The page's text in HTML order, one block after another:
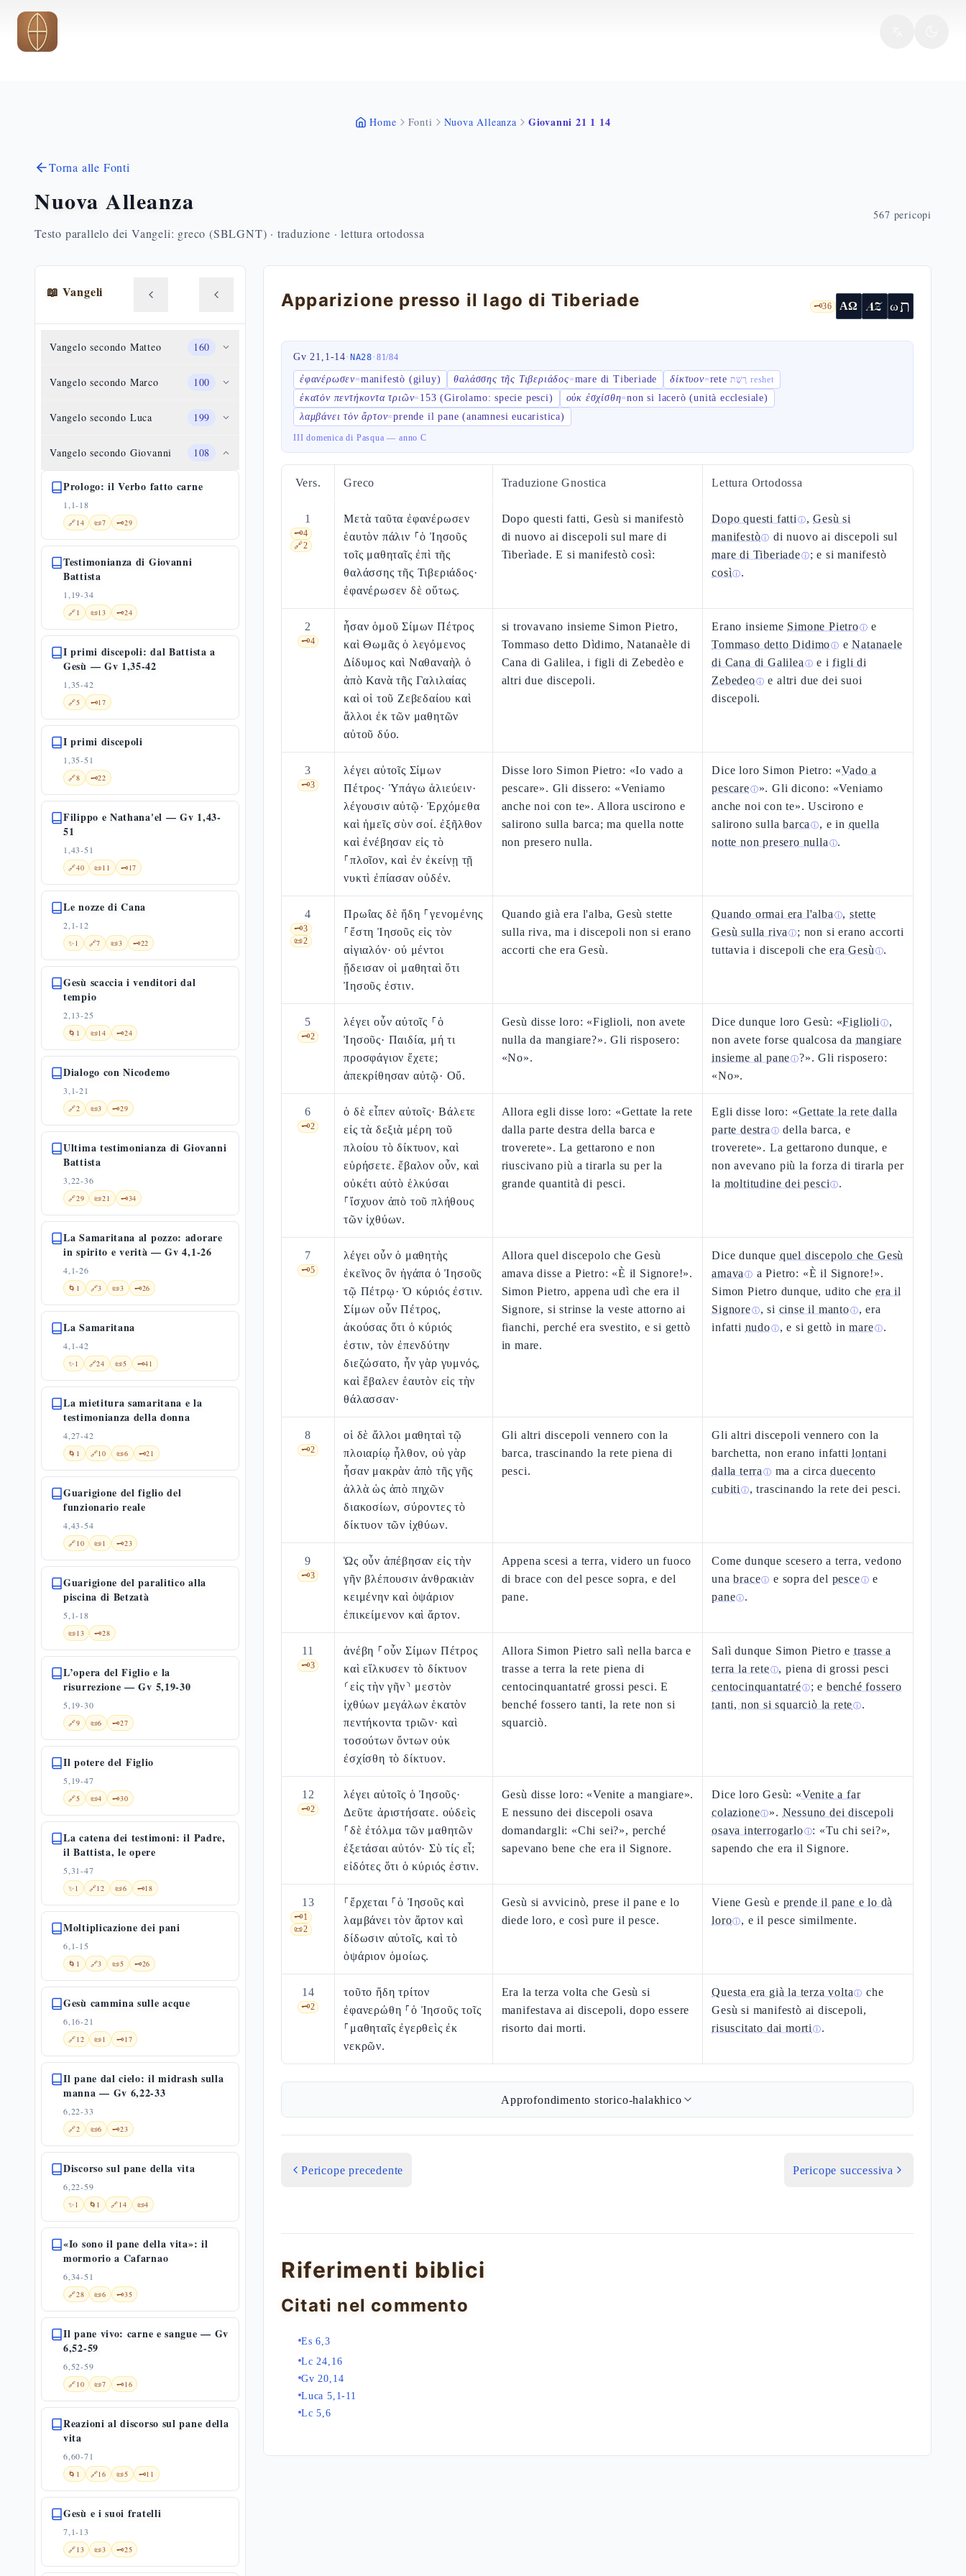
Vai al contenuto principale
Home Fonti Nuova Alleanza Giovanni 21 1 14
Torna alle Fonti
Nuova Alleanza
Testo parallelo dei Vangeli: greco (SBLGNT) · traduzione · lettura ortodossa
567 pericopi
📖 Vangeli
Vangelo secondo Matteo 160
Vangelo secondo Marco 100
Vangelo secondo Luca 199
Vangelo secondo Giovanni 108
Prologo: il Verbo fatto carne
1,1-18
🔗14 📜7 🗝️29
Testimonianza di Giovanni
Battista
1,19-34
🔗1 📜13 🗝️24
I primi discepoli: dal Battista a
Gesù — Gv 1,35-42
1,35-42
🔗5 🗝️17
I primi discepoli
1,35-51
🔗8 🗝️22
Filippo e Nathana'el — Gv 1,43-
51
1,43-51
🔗40 📜11 🗝️17
Le nozze di Cana
2,1-12
✨1 🔗7 📜3 🗝️22
Gesù scaccia i venditori dal
tempio
2,13-25
🌀 1 📜14 🗝️24
Dialogo con Nicodemo
3,1-21
🔗2 📜3 🗝️29
Ultima testimonianza di Giovanni
Battista
3,22-36
🔗29 📜21 🗝️34
La Samaritana al pozzo: adorare
in spirito e verità — Gv 4,1-26
4,1-26
🌀 1 🔗3 📜3 🗝️26
La Samaritana
4,1-42
✨1 🔗24 📜5 🗝️41
La mietitura samaritana e la
testimonianza della donna
4,27-42
🌀 1 🔗10 📜6 🗝️21
Guarigione del figlio del
funzionario reale
4,43-54
🔗10 📜1 🗝️23
Guarigione del paralitico alla
piscina di Betzatà
5,1-18
📜13 🗝️28
L’opera del Figlio e la
risurrezione — Gv 5,19-30
5,19-30
🔗9 📜6 🗝️27
Il potere del Figlio
5,19-47
🔗5 📜4 🗝️30
La catena dei testimoni: il Padre,
il Battista, le opere
5,31-47
✨1 🔗12 📜6 🗝️18
Moltiplicazione dei pani
6,1-15
🌀 1 🔗3 📜5 🗝️26
Gesù cammina sulle acque
6,16-21
🔗12 📜1 🗝️17
Il pane dal cielo: il midrash sulla
manna — Gv 6,22-33
6,22-33
🔗2 📜6 🗝️23
Discorso sul pane della vita
6,22-59
✨1 🌀 1 🔗14 📜4
«Io sono il pane della vita»: il
mormorio a Cafarnao
6,34-51
🔗28 📜6 🗝️35
Il pane vivo: carne e sangue — Gv
6,52-59
6,52-59
🔗10 📜7 🗝️16
Reazioni al discorso sul pane della
vita
6,60-71
🌀 1 🔗16 📜5 🗝️11
Gesù e i suoi fratelli
7,1-13
🔗13 📜3 🗝️25
Apparizione presso il lago di Tiberiade 🗝️36 ΑΩ AZ ωת
Gv 21,1-14· NA28· 81/84
ἐφανέρωσεν=manifestò (giluy) θαλάσσης τῆς Τιβεριάδος=mare di Tiberiade δίκτυον=rete רֶשֶׁת reshet
ἑκατὸν πεντήκοντα τριῶν= 153 (Girolamo: specie pesci) οὐκ ἐσχίσθη=non si lacerò (unità ecclesiale)
λαμβάνει τὸν ἄρτον=prende il pane (anamnesi eucaristica)
III domenica di Pasqua — anno C
Vers. Greco Traduzione Gnostica Lettura Ortodossa
1
🗝️4
🔗2
Μετὰ ταῦτα ἐφανέρωσεν
ἑαυτὸν πάλιν ⸀ὁ Ἰησοῦς
τοῖς μαθηταῖς ἐπὶ τῆς
θαλάσσης τῆς Τιβεριάδος·
ἐφανέρωσεν δὲ οὕτως.
Dopo questi fatti, Gesù si manifestò
di nuovo ai discepoli sul mare di
Tiberìade. E si manifestò così:
Dopo questi fatti ⓘ,Gesù si
manifestòⓘ di nuovo ai discepoli sul
mare di Tiberiadeⓘ; e si manifestò
cosìⓘ.
2
🗝️4
ἦσαν ὁμοῦ Σίμων Πέτρος
καὶ Θωμᾶς ὁ λεγόμενος
Δίδυμος καὶ Ναθαναὴλ ὁ
ἀπὸ Κανὰ τῆς Γαλιλαίας
καὶ οἱ τοῦ Ζεβεδαίου καὶ
ἄλλοι ἐκ τῶν μαθητῶν
αὐτοῦ δύο.
si trovavano insieme Simon Pietro,
Tommaso detto Dìdimo, Natanaèle di
Cana di Galilea, i figli di Zebedèo e
altri due discepoli.
Erano insieme Simone Pietroⓘ e
Tommaso detto Didimoⓘ eNatanaele
di Cana di Galilea ⓘ e ifigli di
Zebedeoⓘ e altri due dei suoi
discepoli.
3
🗝️3
λέγει αὐτοῖς Σίμων
Πέτρος· Ὑπάγω ἁλιεύειν·
λέγουσιν αὐτῷ· Ἐρχόμεθα
καὶ ἡμεῖς σὺν σοί. ἐξῆλθον
καὶ ἐνέβησαν εἰς τὸ
⸀πλοῖον, καὶ ἐν ἐκείνῃ τῇ
νυκτὶ ἐπίασαν οὐδέν.
Disse loro Simon Pietro: «Io vado a
pescare». Gli dissero: «Veniamo
anche noi con te». Allora uscirono e
salirono sulla barca; ma quella notte
non presero nulla.
Dice loro Simon Pietro: «Vado a
pescareⓘ». Gli dicono: «Veniamo
anche noi con te». Uscirono e
salirono sullabarca ⓘ, e in quella
notte non presero nulla ⓘ.
4
🗝️3
📜2
Πρωΐας δὲ ἤδη ⸀γενομένης
⸀ἔστη Ἰησοῦς εἰς τὸν
αἰγιαλόν· οὐ μέντοι
ᾔδεισαν οἱ μαθηταὶ ὅτι
Ἰησοῦς ἐστιν.
Quando già era l'alba, Gesù stette
sulla riva, ma i discepoli non si erano
accorti che era Gesù.
Quando ormai era l'alba ⓘ,stette
Gesù sulla riva ⓘ; non si erano accorti
tuttavia i discepoli cheera Gesù ⓘ.
5
🗝️2
λέγει οὖν αὐτοῖς ⸀ὁ
Ἰησοῦς· Παιδία, μή τι
προσφάγιον ἔχετε;
ἀπεκρίθησαν αὐτῷ· Οὔ.
Gesù disse loro: «Figlioli, non avete
nulla da mangiare?». Gli risposero:
«No».
Dice dunque loro Gesù: «Figlioli ⓘ,
non avete forse qualcosa da mangiare
insieme al paneⓘ?». Gli risposero:
«No».
6
🗝️2
ὁ δὲ εἶπεν αὐτοῖς· Βάλετε
εἰς τὰ δεξιὰ μέρη τοῦ
πλοίου τὸ δίκτυον, καὶ
εὑρήσετε. ἔβαλον οὖν, καὶ
οὐκέτι αὐτὸ ἑλκύσαι
⸀ἴσχυον ἀπὸ τοῦ πλήθους
τῶν ἰχθύων.
Allora egli disse loro: «Gettate la rete
dalla parte destra della barca e
troverete». La gettarono e non
riuscivano più a tirarla su per la
grande quantità di pesci.
Egli disse loro: «Gettate la rete dalla
parte destra ⓘ della barca, e
troverete». La gettarono dunque, e
non avevano più la forza di tirarla per
la moltitudine dei pesci ⓘ.
7
🗝️5
λέγει οὖν ὁ μαθητὴς
ἐκεῖνος ὃν ἠγάπα ὁ Ἰησοῦς
τῷ Πέτρῳ· Ὁ κύριός ἐστιν.
Σίμων οὖν Πέτρος,
ἀκούσας ὅτι ὁ κύριός
ἐστιν, τὸν ἐπενδύτην
διεζώσατο, ἦν γὰρ γυμνός,
καὶ ἔβαλεν ἑαυτὸν εἰς τὴν
θάλασσαν·
Allora quel discepolo che Gesù
amava disse a Pietro: «È il Signore!».
Simon Pietro, appena udì che era il
Signore, si strinse la veste attorno ai
fianchi, perché era svestito, e si gettò
in mare.
Dice dunque quel discepolo che Gesù
amava ⓘ a Pietro: «È il Signore!».
Simon Pietro dunque, udito cheera il
Signoreⓘ, si cinse il mantoⓘ, era
infatti nudoⓘ, e si gettò inmareⓘ.
8
🗝️2
οἱ δὲ ἄλλοι μαθηταὶ τῷ
πλοιαρίῳ ἦλθον, οὐ γὰρ
ἦσαν μακρὰν ἀπὸ τῆς γῆς
ἀλλὰ ὡς ἀπὸ πηχῶν
διακοσίων, σύροντες τὸ
δίκτυον τῶν ἰχθύων.
Gli altri discepoli vennero con la
barca, trascinando la rete piena di
pesci.
Gli altri discepoli vennero con la
barchetta, non erano infattilontani
dalla terra ⓘ ma a circaduecento
cubiti ⓘ, trascinando la rete dei pesci.
9
🗝️3
Ὡς οὖν ἀπέβησαν εἰς τὴν
γῆν βλέπουσιν ἀνθρακιὰν
κειμένην καὶ ὀψάριον
ἐπικείμενον καὶ ἄρτον.
Appena scesi a terra, videro un fuoco
di brace con del pesce sopra, e del
pane.
Come dunque scesero a terra, vedono
unabraceⓘ e sopra del pesceⓘ e
paneⓘ.
11
🗝️3
ἀνέβη ⸀οὖν Σίμων Πέτρος
καὶ εἵλκυσεν τὸ δίκτυον
⸂εἰς τὴν γῆν⸃ μεστὸν
ἰχθύων μεγάλων ἑκατὸν
πεντήκοντα τριῶν· καὶ
τοσούτων ὄντων οὐκ
ἐσχίσθη τὸ δίκτυον.
Allora Simon Pietro salì nella barca e
trasse a terra la rete piena di
centocinquantatré grossi pesci. E
benché fossero tanti, la rete non si
squarciò.
Salì dunque Simon Pietro e trasse a
terra la reteⓘ, piena di grossi pesci
centocinquantatréⓘ; e benché fossero
tanti, non si squarciò la reteⓘ.
12
🗝️2
λέγει αὐτοῖς ὁ Ἰησοῦς·
Δεῦτε ἀριστήσατε. οὐδεὶς
⸀δὲ ἐτόλμα τῶν μαθητῶν
ἐξετάσαι αὐτόν· Σὺ τίς εἶ;
εἰδότες ὅτι ὁ κύριός ἐστιν.
Gesù disse loro: «Venite a mangiare».
E nessuno dei discepoli osava
domandargli: «Chi sei?», perché
sapevano bene che era il Signore.
Dice loro Gesù: «Venite a far
colazioneⓘ». Nessuno dei discepoli
osava interrogarloⓘ: «Tu chi sei?»,
sapendo che era il Signore.
13
🗝️1
📜2
⸀ἔρχεται ⸀ὁ Ἰησοῦς καὶ
λαμβάνει τὸν ἄρτον καὶ
δίδωσιν αὐτοῖς, καὶ τὸ
ὀψάριον ὁμοίως.
Gesù si avvicinò, prese il pane e lo
diede loro, e così pure il pesce.
Viene Gesù e prende il pane e lo dà
loroⓘ, e il pesce similmente.
14
🗝️2
τοῦτο ἤδη τρίτον
ἐφανερώθη ⸀ὁ Ἰησοῦς τοῖς
⸀μαθηταῖς ἐγερθεὶς ἐκ
νεκρῶν.
Era la terza volta che Gesù si
manifestava ai discepoli, dopo essere
risorto dai morti.
Questa era già la terza volta ⓘ che
Gesù si manifestò ai discepoli,
risuscitato dai morti ⓘ.
Approfondimento storico-halakhico
Pericope precedente Pericope successiva
Riferimenti biblici
Citati nel commento
Es 6,3
Lc 24,16
Gv 20,14
Luca 5,1-11
Lc 5,6